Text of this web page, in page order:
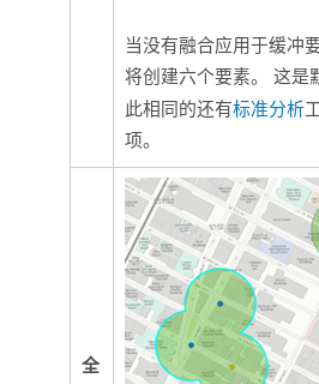
当没有融合应用于缓冲
将创建六个要素。 这是
此相同的还有标准分析
项。
全